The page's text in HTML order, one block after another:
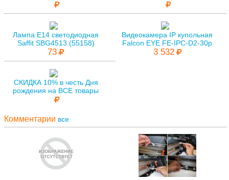
Лампа E14 светодиодная
Saffit SBG4513 (55158)
73
Видеокамера IP купольная
Falcon EYE FE-IPC-D2-30p
3 532
СКИДКА 10% в честь Дня
рождения на ВСЕ товары
Комментарии все